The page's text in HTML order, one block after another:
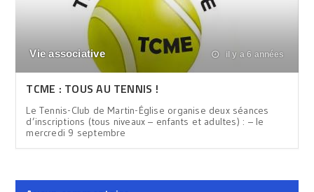
Vie associative il y a 6 années
TCME : TOUS AU TENNIS !
Le Tennis-Club de Martin-Église organise deux séances
d’inscriptions (tous niveaux – enfants et adultes) : – le
mercredi 9 septembre